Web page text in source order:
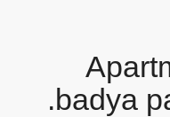
badya